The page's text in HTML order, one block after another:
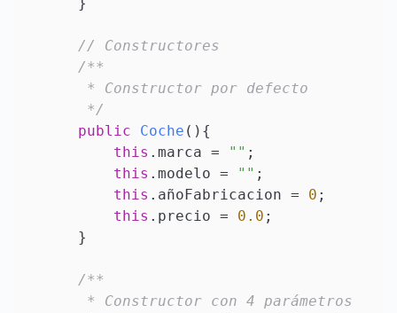
// Constructores
/**
     * Constructor por defecto
     */
public
Coche () {
this .marca = "" ;
this .modelo = "" ;
this .añoFabricacion = 0 ;
this .precio = 0.0 ;
    }
/**
     * Constructor con 4 parámetros